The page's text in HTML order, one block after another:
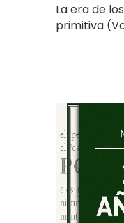
La era de
primitiva